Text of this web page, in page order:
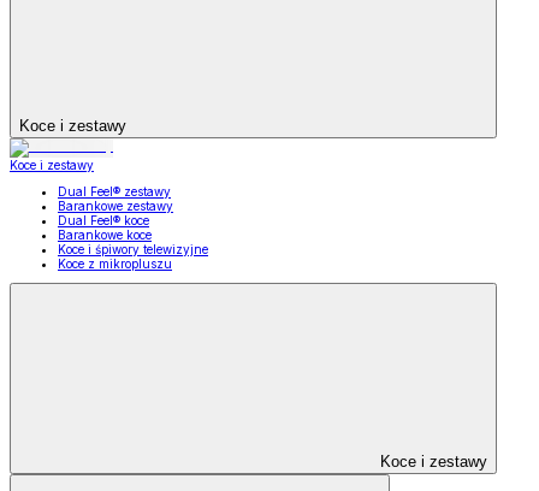
Koce i zestawy
Koce i zestawy
Dual Feel® zestawy
Barankowe zestawy
Dual Feel® koce
Barankowe koce
Koce i śpiwory telewizyjne
Koce z mikropluszu
Koce i zestawy